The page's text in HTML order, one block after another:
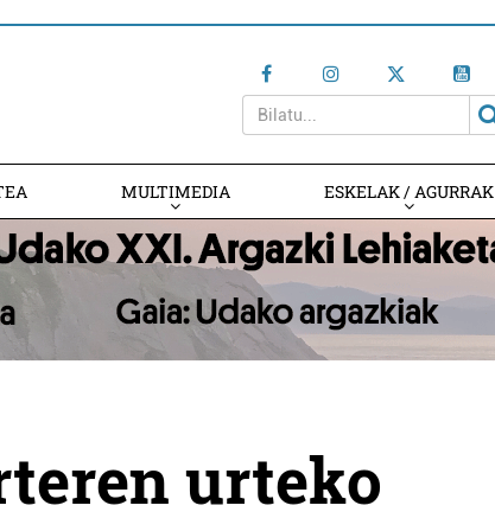
MULTIMEDIA ESKELAK / AGURRAK
urteko